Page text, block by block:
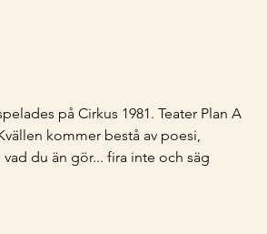
på Cirkus 1981. Teater Plan A
kommer bestå av poesi,
du än gör... fira inte och säg